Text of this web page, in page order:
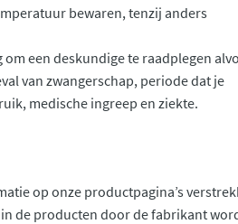
bewaren, tenzij anders
een deskundige te raadplegen
van zwangerschap, periode dat je
medische ingreep en ziekte.
op onze productpagina’s
de producten door de fabrikant